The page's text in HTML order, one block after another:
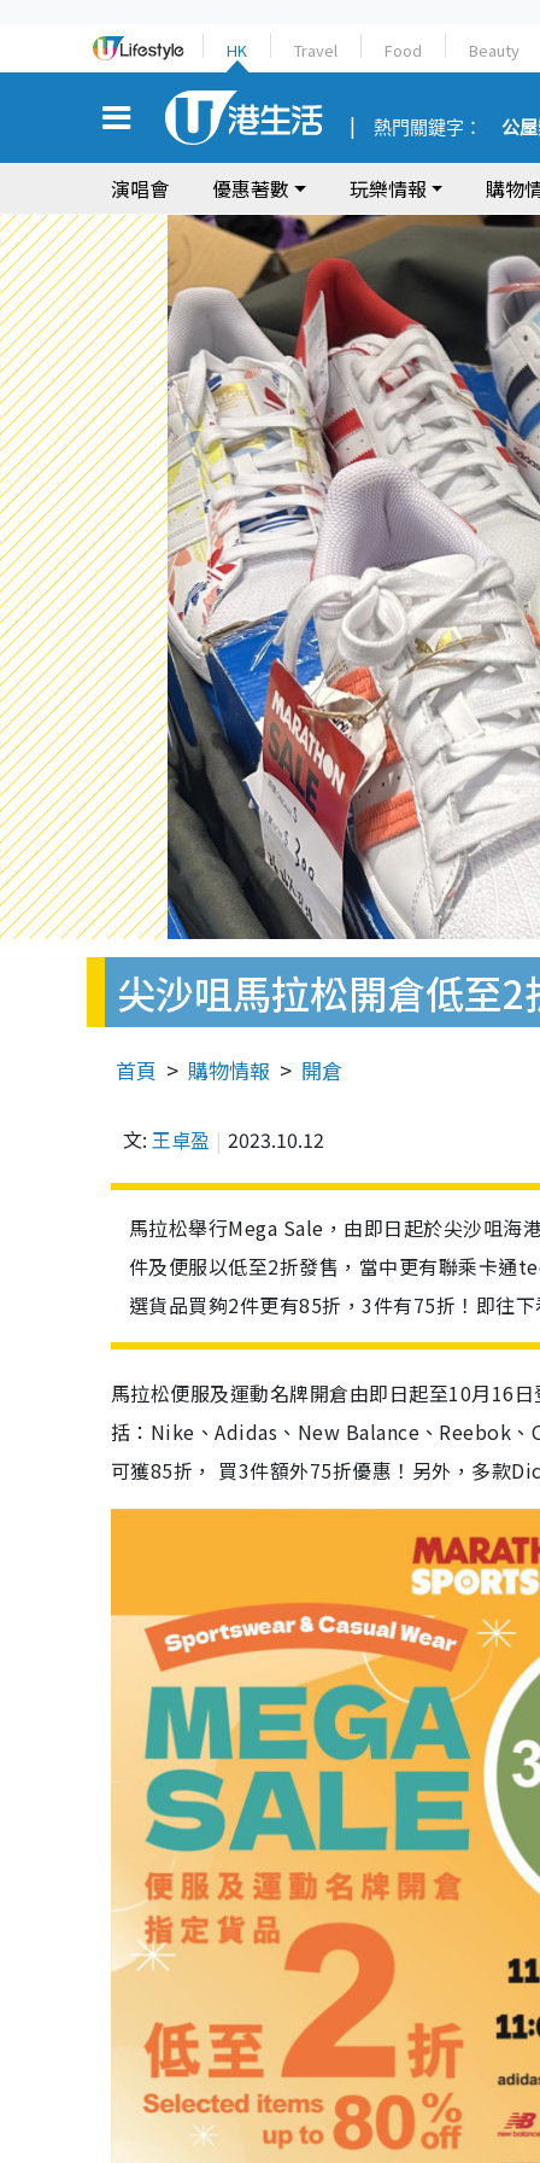
HK Travel Food Beauty
熱門關鍵字： 公
演唱會 優惠著數 玩樂情報 購物
尖沙咀馬拉松開倉低至
首頁 購物情報 開倉
文: 王卓盈 2023.10.12
馬拉松舉行Mega Sale，由即日起於尖沙咀海
件及便服以低至2折發售，當中更有聯乘卡
選貨品買夠2件更有85折，3件有75折！即往
馬拉松便服及運動名牌開倉由即日起至10月16
括：Nike、Adidas、New Balance、Reebok
可獲85折， 買3件額外75折優惠！另外，多款